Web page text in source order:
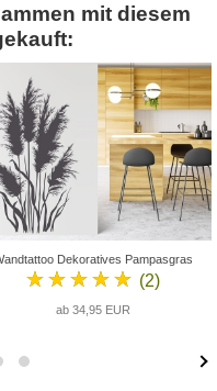
mit diesem
Dekoratives Pampasgras
★★★★★ (2)
ab 34,95 EUR